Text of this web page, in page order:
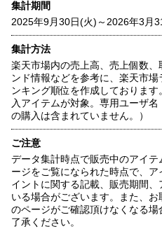
集計期間
2025年9月30日(火)～2026年3月
集計方法
楽天市場内の売上高、売上個数
ンド情報などを参考に、楽天市
ンキング順位を作成しておりま
入アイテムが対象。専用ユーザ
の購入は含まれていません。）
ご注意
データ集計時点で販売中のアイ
ージをご覧になられた時点で、
イントに関する記載、販売期間
いる場合がございます。また、
のページがご確認頂けなくなる
了承ください。